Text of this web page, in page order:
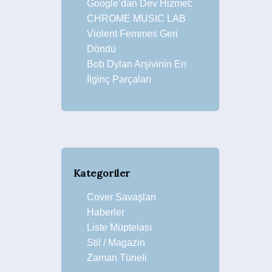
Google’dan Dev Hizmet:
CHROME MUSIC LAB
Violent Femmes Geri
Döndü
Bob Dylan Arşivinin En
İlginç Parçaları
Kategoriler
Cover Savaşları
Haberler
Liste Müptelası
Stil / Magazin
Zaman Tüneli